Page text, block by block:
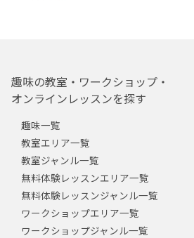
趣味の教室・ワークショップ・
オンラインレッスンを探す
趣味一覧
教室エリア一覧
教室ジャンル一覧
無料体験レッスンエリア一覧
無料体験レッスンジャンル一覧
ワークショップエリア一覧
ワークショップジャンル一覧